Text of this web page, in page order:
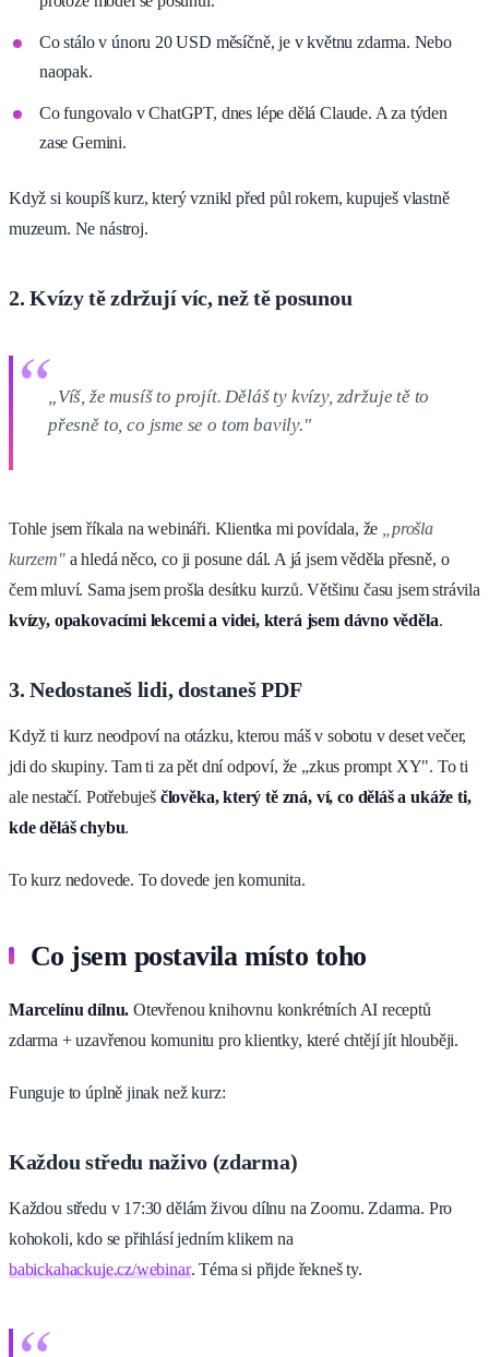
Co stálo v únoru 20 USD měsíčně, je v květnu zdarma. Nebo
naopak.
Co fungovalo v ChatGPT, dnes lépe dělá Claude. A za týden
zase Gemini.
Když si koupíš kurz, který vznikl před půl rokem, kupuješ vlastně
muzeum. Ne nástroj.
2. Kvízy tě zdržují víc, než tě posunou
„Víš, že musíš to projít. Děláš ty kvízy, zdržuje tě to
přesně to, co jsme se o tom bavily."
Tohle jsem říkala na webináři. Klientka mi povídala, že
„prošla
kurzem"a hledá něco, co ji posune dál. A já jsem věděla přesně, o
čem mluví. Sama jsem prošla desítku kurzů. Většinu času jsem strávila
kvízy, opakovacími lekcemi a videi, která jsem dávno věděla.
3. Nedostaneš lidi, dostaneš PDF
Když ti kurz neodpoví na otázku, kterou máš v sobotu v deset večer,
jdi do skupiny. Tam ti za pět dní odpoví, že „zkus prompt XY". To ti
ale nestačí. Potřebuješ člověka, který tě zná, ví, co děláš a ukáže ti,
kde děláš chybu.
To kurz nedovede. To dovede jen komunita.
Co jsem postavila místo toho
Marcelínu dílnu. Otevřenou knihovnu konkrétních AI receptů
zdarma + uzavřenou komunitu pro klientky, které chtějí jít hlouběji.
Funguje to úplně jinak než kurz:
Každou středu naživo (zdarma)
Každou středu v 17:30 dělám živou dílnu na Zoomu. Zdarma. Pro
kohokoli, kdo se přihlásí jedním klikem na
babickahackuje.cz/webinar. Téma si přijde řekneš ty.